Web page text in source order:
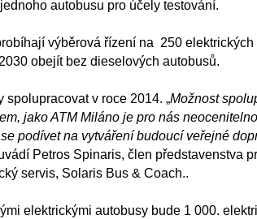
autobusu pro účely testování.
výběrová řízení na 250 elektrických
obejít bez dieselových autobusů.
spolupracovat v roce 2014. „Možnost
jako ATM Miláno je pro nás
podívet na vytváření budoucí veřejné
Petros Spinaris, člen představenstva
servis, Solaris Bus & Coach..
elektrickými autobusy bude 1 000.